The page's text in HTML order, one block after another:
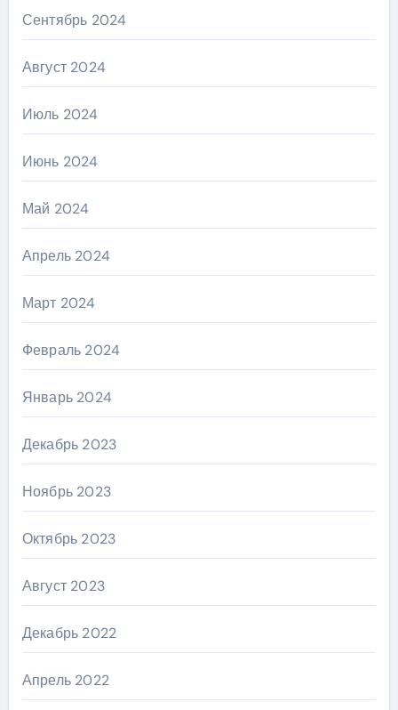
Сентябрь 2024
Август 2024
Июль 2024
Июнь 2024
Май 2024
Апрель 2024
Март 2024
Февраль 2024
Январь 2024
Декабрь 2023
Ноябрь 2023
Октябрь 2023
Август 2023
Декабрь 2022
Апрель 2022